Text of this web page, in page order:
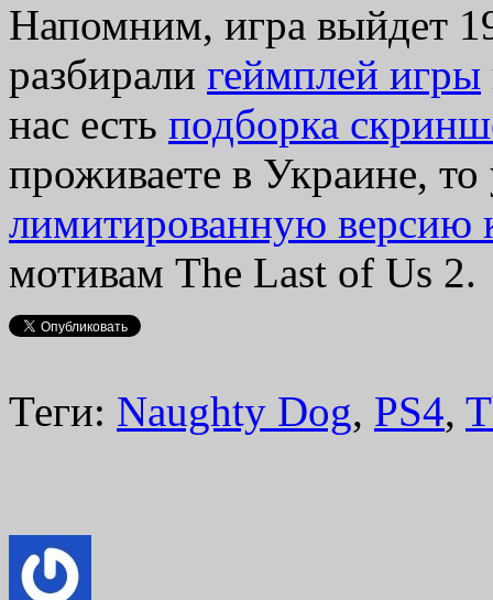
Напомним, игра выйдет
разбирали геймплей игры
нас есть подборка
проживаете в Украине,
лимитированную версию
мотивам The Last of Us 2.
Теги: Naughty Dog, PS4,